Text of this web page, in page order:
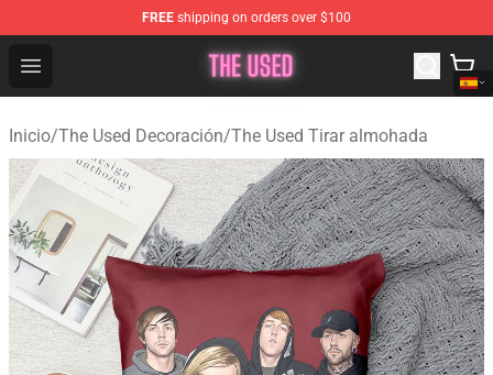
FREE shipping on orders over $100
Open menu
The Used Store - Official The Used Merchandise Shop
Inicio/The Used Decoración/The Used Tirar almohada